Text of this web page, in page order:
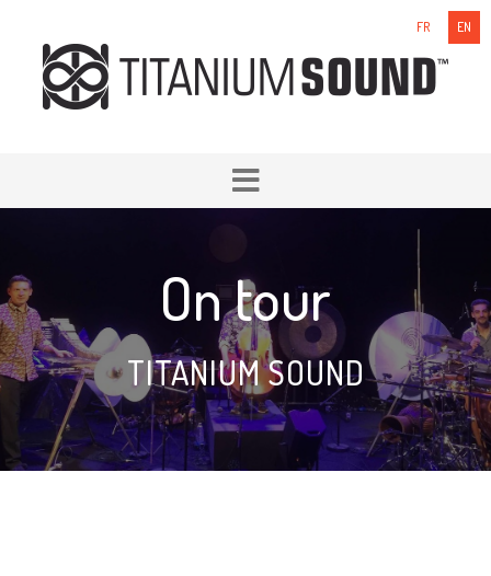
FR EN
On tour
TITANIUM SOUND